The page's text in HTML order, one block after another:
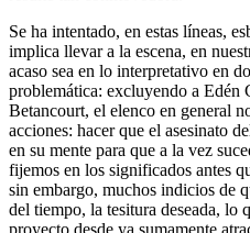
Se ha intentado, en estas líneas,
implica llevar a la escena, en
acaso sea en lo interpretativo en
problemática: excluyendo a Edén
Betancourt, el elenco en general
acciones: hacer que el asesinato
en su mente para que a la vez
fijemos en los significados antes
sin embargo, muchos indicios de
del tiempo, la tesitura deseada, lo